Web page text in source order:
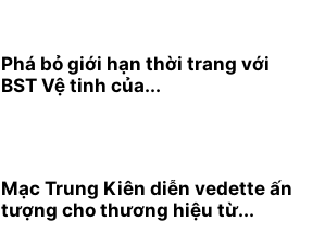
Phá bỏ giới hạn thời trang với
BST Vệ tinh của...
Mạc Trung Kiên diễn vedette ấn
tượng cho thương hiệu từ...